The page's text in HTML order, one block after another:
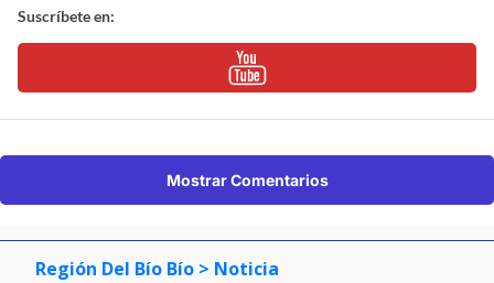
Suscríbete en:
Mostrar Comentarios
Región Del Bío Bío > Noticia